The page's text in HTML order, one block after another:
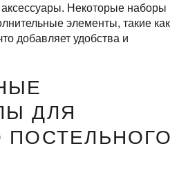
Некоторые наборы
элементы, такие как
добавляет удобства и
ДЛЯ
ПОСТЕЛЬНОГО